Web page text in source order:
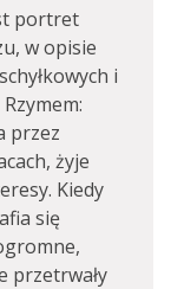
portret
w opisie
i
przez
żyje
Kiedy
się
przetrwały